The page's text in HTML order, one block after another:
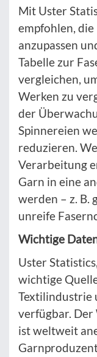
Mit Uster
empfohlen,
anzupassen
Tabelle zur
vergleichen,
Werken zu
der
Spinnereien
reduzieren.
Verarbeitung
Garn in eine
werden – z. B.
unreife
Wichtige
Uster
wichtige
Textilindustrie
verfügbar. Der
ist weltweit